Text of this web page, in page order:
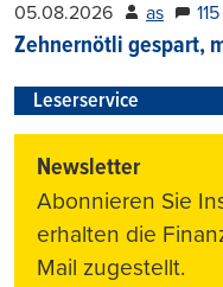
05.08.2026 as
Zehnernötli gespart,
Leserservice
Newsletter
Abonnieren Sie
erhalten die
Mail zugestellt.